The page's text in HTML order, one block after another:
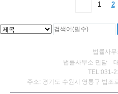
1 2
법률사무
법률사무소 민담
TEL:031-
주소: 경기도 수원시 영통구 법조